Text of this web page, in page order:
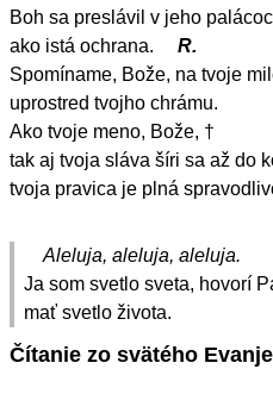
Boh sa preslávil v jeho
ako istá ochrana.
R.
Spomíname, Bože, na tvoje
uprostred tvojho chrámu.
Ako tvoje meno, Bože, †
tak aj tvoja sláva šíri sa až do
tvoja pravica je plná
Aleluja, aleluja, aleluja.
Ja som svetlo sveta, hovorí
mať svetlo života.
Čítanie zo svätého